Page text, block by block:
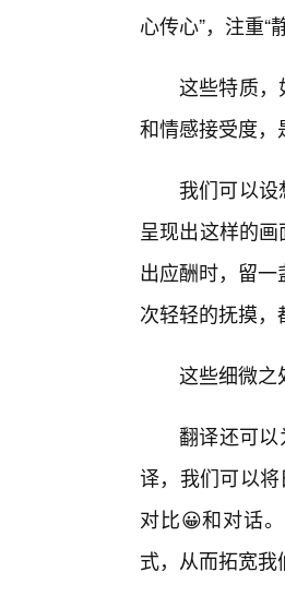
心传心”，注重“
这些特质
和情感接受度
我们可以
呈现出这样的
出应酬时，留
次轻轻的抚摸
这些细微之
翻译还可
译，我们可以
对比😀和对话
式，从而拓宽我